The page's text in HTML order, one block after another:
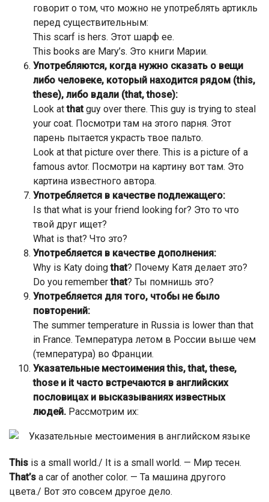
говорит о том, что можно не употреблять артикль
перед существительным:
This scarf is hers. Этот шарф ее.
This books are Mary’s. Это книги Марии.
Употребляются, когда нужно сказать о вещи
либо человеке, который находится рядом (this,
these), либо вдали (that, those):
Look atthatguy over there. This guy is trying to steal
your coat. Посмотри там на этого парня. Этот
парень пытается украсть твое пальто.
Look at that picture over there. This is a picture of a
famous avtor. Посмотри на картину вот там. Это
картина известного автора.
Употребляется в качестве подлежащего:
Is that what is your friend looking for? Это то что
твой друг ищет?
What is that? Что это?
Употребляется в качестве дополнения:
Why is Katy doingthat? Почему Катя делает это?
Do you rememberthat? Ты помнишь это?
Употребляется для того, чтобы не было
повторений:
The summer temperature in Russia is lower than that
in France. Температура летом в России выше чем
(температура) во Франции.
Указательные местоимения this, that, these,
those и it часто встречаются в английских
пословицах и высказываниях известных
людей. Рассмотрим их:
This is a small world./ It is a small world. — Мир тесен.
That’s a car of another color. — Та машина другого
цвета./ Вот это совсем другое дело.